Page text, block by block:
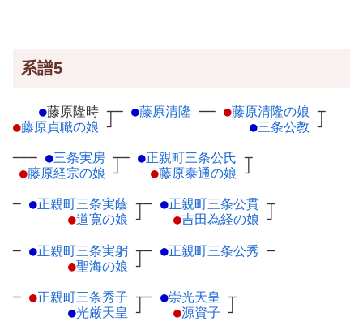
系譜5
●藤原隆時 ┬
●藤原貞職の娘 ┘
─ ●藤原清隆 ── ●藤原清隆の娘 ┬
●三条公教 ┘
─── ●三条実房 ┬
●藤原経宗の娘 ┘
─ ●正親町三条公氏 ┬
●藤原泰通の娘 ┘
─ ●正親町三条実蔭 ┬
●道寛の娘 ┘
─ ●正親町三条公貫 ┬
●吉田為経の娘 ┘
─ ●正親町三条実躬 ┬
●聖海の娘 ┘
─ ●正親町三条公秀 ─
─ ●正親町三条秀子 ┬
●光厳天皇 ┘
─ ●崇光天皇 ┬
●源資子 ┘